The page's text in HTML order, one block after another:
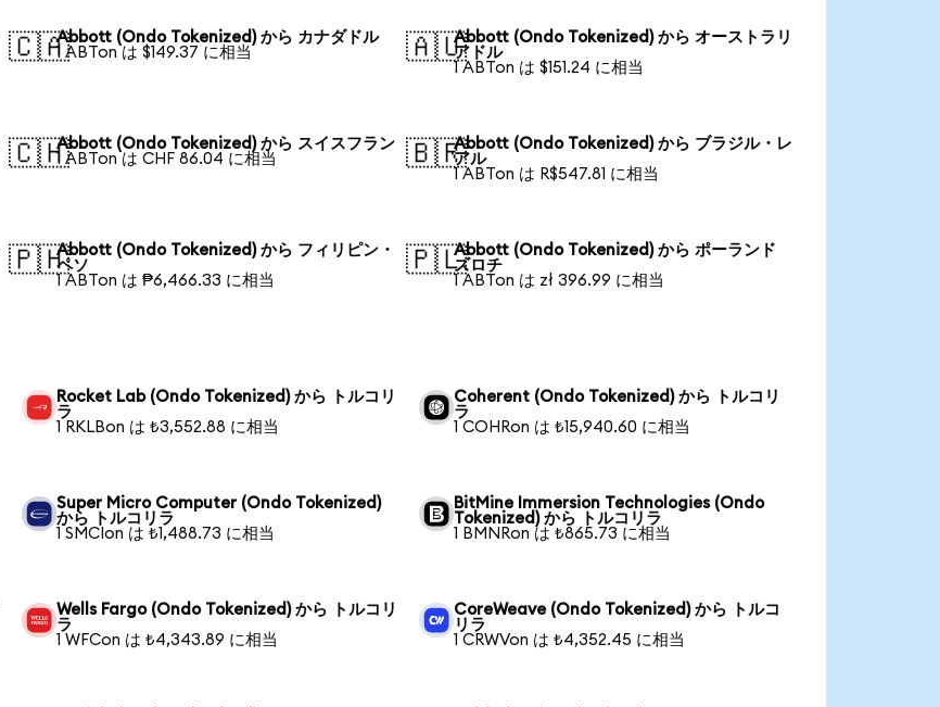
🇨🇦Abbott (Ondo Tokenized) から カナダドル
1 ABTon は $149.37 に相当
🇦🇺Abbott (Ondo Tokenized) から オーストラリ
アドル
1 ABTon は $151.24 に相当
🇨🇭Abbott (Ondo Tokenized) から スイスフラン
1 ABTon は CHF 86.04 に相当
🇧🇷Abbott (Ondo Tokenized) から ブラジル・レ
アル
1 ABTon は R$547.81 に相当
🇵🇭Abbott (Ondo Tokenized) から フィリピン・
ペソ
1 ABTon は ₱6,466.33 に相当
🇵🇱Abbott (Ondo Tokenized) から ポーランド
ズロチ
1 ABTon は zł 396.99 に相当
Rocket Lab (Ondo Tokenized) から トルコリ
ラ
1 RKLBon は ₺3,552.88 に相当
Coherent (Ondo Tokenized) から トルコリ
ラ
1 COHRon は ₺15,940.60 に相当
Super Micro Computer (Ondo Tokenized)
から トルコリラ
1 SMCIon は ₺1,488.73 に相当
BitMine Immersion Technologies (Ondo
Tokenized) から トルコリラ
1 BMNRon は ₺865.73 に相当
Wells Fargo (Ondo Tokenized) から トルコリ
ラ
1 WFCon は ₺4,343.89 に相当
CoreWeave (Ondo Tokenized) から トルコ
リラ
1 CRWVon は ₺4,352.45 に相当